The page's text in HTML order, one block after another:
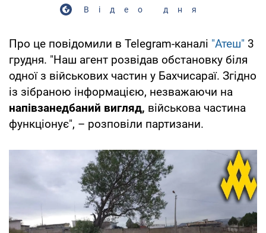
Відео дня
Про це повідомили в Telegram-каналі "Атеш" 3
грудня. "Наш агент розвідав обстановку біля
одної з військових частин у Бахчисараї. Згідно
із зібраною інформацією, незважаючи на
напівзанедбаний вигляд, військова частина
функціонує", – розповіли партизани.